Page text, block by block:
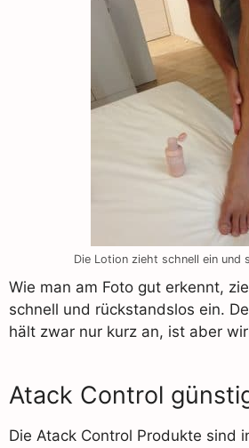
Die Lotion zieht schnell ein und
Wie man am Foto gut erkennt,
schnell und rückstandslos ein.
hält zwar nur kurz an, ist aber
Atack Control
Die Atack Control Produkte sind